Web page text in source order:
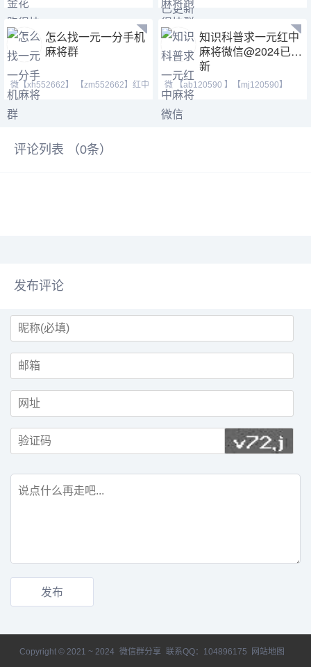
QQ:3122617673 玩
【mj120590】【tj525555
怎么找一元一分手机
麻将群
微【xh552662】 【zm552662】红中
麻将 跑得快 全天24
知识科普求一元红中
麻将微信@2024已更
新
微 【ab120590 】【mj120590】
【tj525555】等风也等你
评论列表 （0条）
发布评论
Copyright © 2021 ~ 2024 微信群分享 联系QQ：104896175 网站地图